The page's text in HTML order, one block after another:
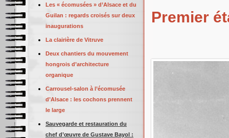
Premier
Les « écomusées » d’Alsace et du
Guilan : regards croisés sur deux
inaugurations
La clairière de Vitruve
Deux chantiers du mouvement
hongrois d’architecture
organique
Carrousel-salon à l’écomusée
d’Alsace : les cochons prennent
le large
Sauvegarde et restauration du
chef d’œuvre de Gustave Bayol :